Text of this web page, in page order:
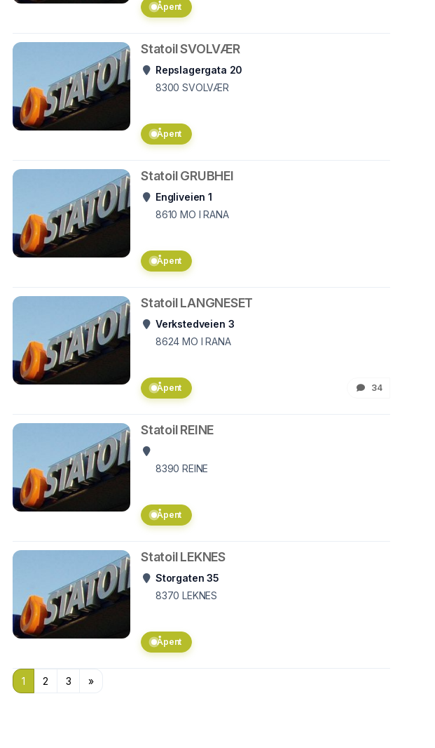
Åpent
Statoil SVOLVÆR
Repslagergata 20
8300 SVOLVÆR
Åpent
Statoil GRUBHEI
Engliveien 1
8610 MO I RANA
Åpent
Statoil LANGNESET
Verkstedveien 3
8624 MO I RANA
Åpent 34
Statoil REINE
8390 REINE
Åpent
Statoil LEKNES
Storgaten 35
8370 LEKNES
Åpent
1 2 3 »